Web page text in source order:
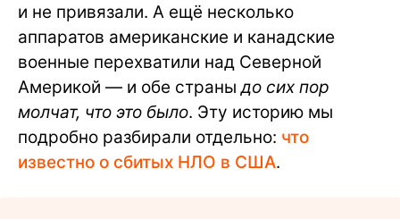
и не привязали. А ещё несколько
аппаратов американские и канадские
военные перехватили над Северной
Америкой — и обе страныдо сих пор
молчат, что это было. Эту историю мы
подробно разбирали отдельно: что
известно о сбитых НЛО в США.